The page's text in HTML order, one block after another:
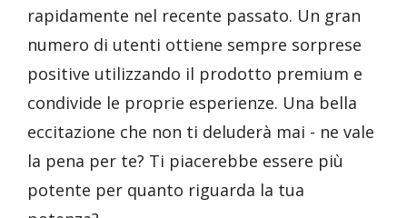
rapidamente nel recente passato. Un gran
numero di utenti ottiene sempre sorprese
positive utilizzando il prodotto premium e
condivide le proprie esperienze. Una bella
eccitazione che non ti deluderà mai - ne vale
la pena per te? Ti piacerebbe essere più
potente per quanto riguarda la tua